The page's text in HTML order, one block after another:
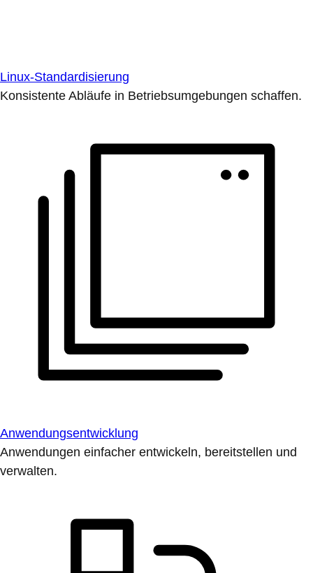
Linux-Standardisierung
Konsistente Abläufe in Betriebsumgebungen schaffen.
Anwendungsentwicklung
Anwendungen einfacher entwickeln, bereitstellen und
verwalten.